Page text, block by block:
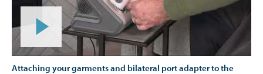
Attaching your garments and bilateral port adapter to the